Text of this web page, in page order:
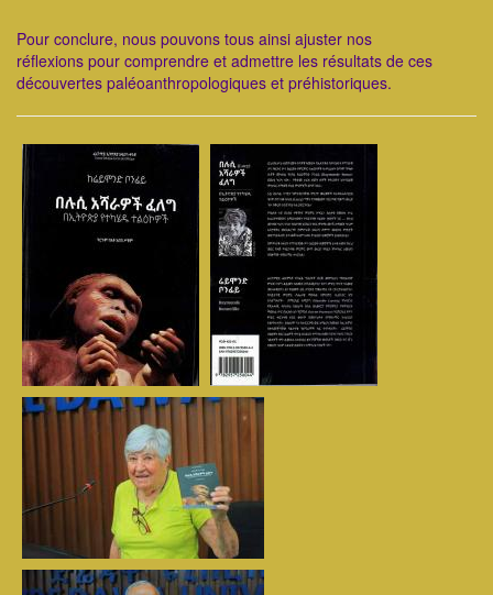
Pour conclure, nous pouvons tous ainsi ajuster nos
réflexions pour comprendre et admettre les résultats de ces
découvertes paléoanthropologiques et préhistoriques.